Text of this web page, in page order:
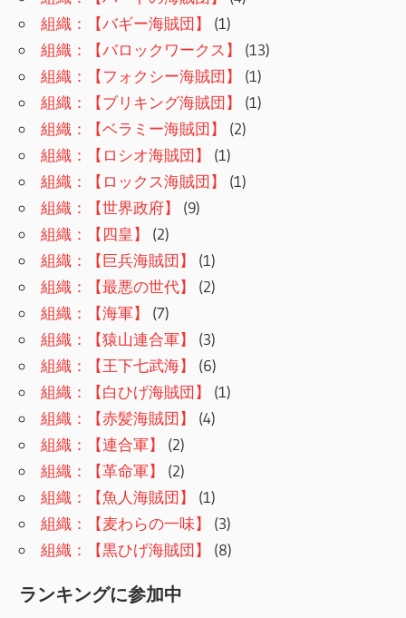
組織：【バギー海賊団】
(1)
組織：【バロックワークス】
(13)
組織：【フォクシー海賊団】
(1)
組織：【ブリキング海賊団】
(1)
組織：【ベラミー海賊団】
(2)
組織：【ロシオ海賊団】
(1)
組織：【ロックス海賊団】
(1)
組織：【世界政府】
(9)
組織：【四皇】
(2)
組織：【巨兵海賊団】
(1)
組織：【最悪の世代】
(2)
組織：【海軍】
(7)
組織：【猿山連合軍】
(3)
組織：【王下七武海】
(6)
組織：【白ひげ海賊団】
(1)
組織：【赤髪海賊団】
(4)
組織：【連合軍】
(2)
組織：【革命軍】
(2)
組織：【魚人海賊団】
(1)
組織：【麦わらの一味】
(3)
組織：【黒ひげ海賊団】
(8)
ランキングに参加中